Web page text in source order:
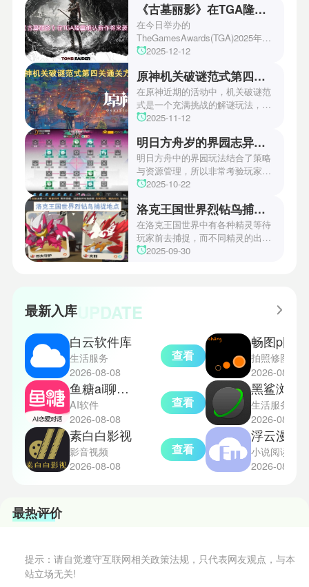
《古墓丽影》在TGA隆重确认新作将来袭！
在今日举办的
TheGamesAwards(TGA)2025年度
游戏颁奖典礼中，古墓丽影系列公
场资讯让众多玩家们都非常期待！
本次官方也宣布游戏将于2027年登
陆PS5、Xbox以及PC平台！有兴
趣的玩家们可以继续留守鲶鱼网！
2025-12-12
原神机关破谜范式第四关通关方法
在原神近期的活动中，机关破谜范
式是一个充满挑战的解谜玩法，其
中第四关是许多玩家遇到困难的地
机关破谜范式第四关通关方法，助
玩家们能够顺利通关！有兴趣的玩
家们快来一起看看吧！
2025-11-12
明日方舟岁的界园志异攻略
明日方舟中的界园玩法结合了策略
与资源管理，所以非常考验玩家的
操作和规划能力。游戏里拥有先
丰富多样的角色体系足以满足不同
战术需求。电表倒转是界园中的核
心挑战之一，玩家需合理利用通宝
和特殊钱币进行资源转换。明日方
乐趣和探索深度，丰富了玩家的游
2025-10-22
洛克王国世界烈钻鸟捕捉地点
在洛克王国世界中有各种精灵等待
玩家前去捕捉，而不同精灵的出现
地点和捕捉方式也各不相同。有少
2025-09-30
最新入库UPDATE
白云软件库
生活服务
2026-08-08
查看
鱼糖ai聊天软件
AI软件
2026-08-08
查看
素白白影视
影音视频
2026-08-08
查看
拍照修图
2026-08-08
生活服务
2026-08-08
小说阅读
2026-08-08
最热评价
提示：请自觉遵守互联网相关政策法规，只代表网友观点，与本
站立场无关!